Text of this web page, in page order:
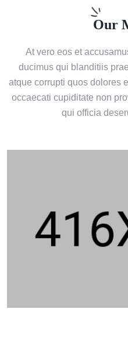
Our
At vero eos et
ducimus qui blanditiis
atque corrupti quos dolores
occaecati cupiditate non
qui officia